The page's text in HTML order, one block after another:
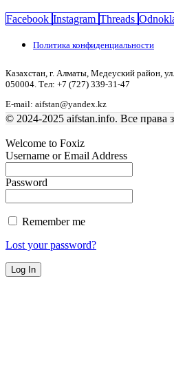
Facebook Instagram Threads
Политика конфиденциальности
Казахстан, г. Алматы, Медеуский район,
050004. Тел: +7 (727) 339-31-47
E-mail: aifstan@yandex.kz
© 2024-2025 aifstan.info. Все
Welcome to Foxiz
Username or Email Address
Password
Remember me
Lost your password?